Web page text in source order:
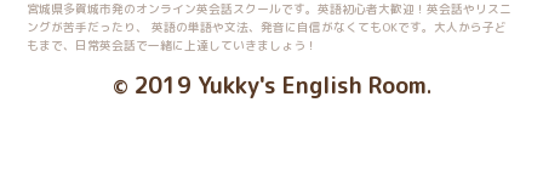
宮城県多賀城市発のオンライン英会話スクールです。英語初心者大歓迎！英会話やリスニ
ングが苦手だったり、
英語の単語や文法、発音に自信がなくてもOKです。大人から子ど
もまで、日常英会話で一緒に上達していきましょう！
© 2019 Yukky's English Room.